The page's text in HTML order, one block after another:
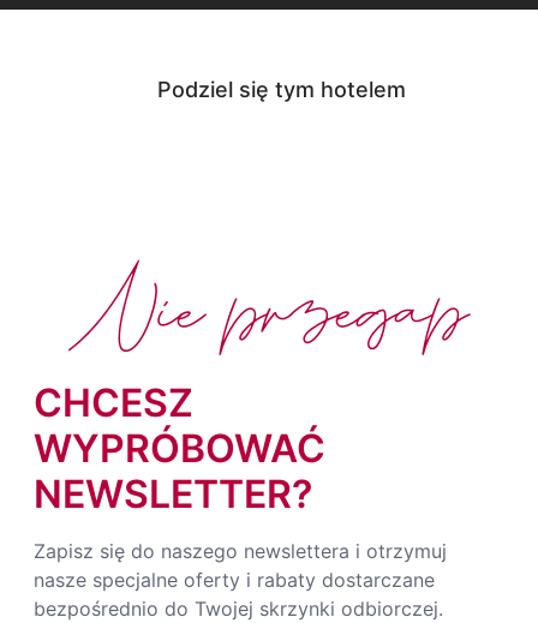
Podziel się tym hotelem
CHCESZ
WYPRÓBOWAĆ
NEWSLETTER?
Zapisz się do naszego newslettera i otrzymuj
nasze specjalne oferty i rabaty dostarczane
bezpośrednio do Twojej skrzynki odbiorczej.
Nie przegap